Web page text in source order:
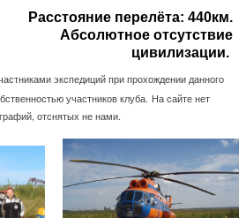
Расстояние перелёта: 440км.
Абсолютное отсутствие
цивилизации.
экспедиций при прохождении данного
участников клуба. На сайте нет
отснятых не нами.